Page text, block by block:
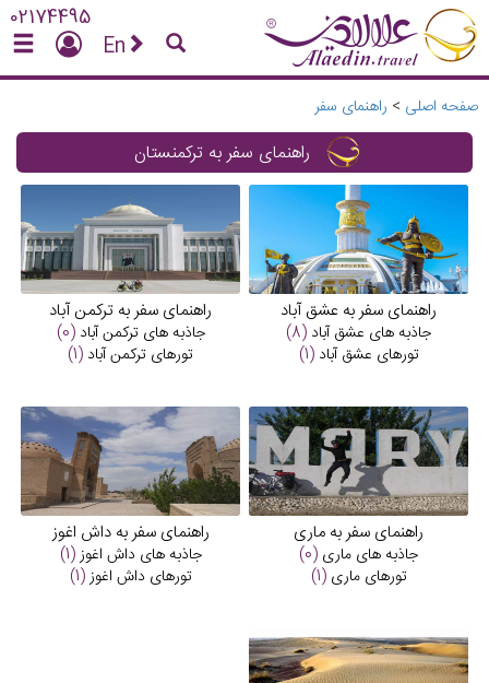
02174495
En
صفحه اصلی > راهنمای سفر
راهنمای سفر به ترکمنستان
راهنمای سفر به عشق آباد
جاذبه های عشق آباد (8)
تورهای عشق آباد (1)
راهنمای سفر به ترکمن آباد
جاذبه های ترکمن آباد (0)
تورهای ترکمن آباد (1)
راهنمای سفر به ماری
جاذبه های ماری (0)
تورهای ماری (1)
راهنمای سفر به داش اغوز
جاذبه های داش اغوز(1)
تورهای داش اغوز(1)